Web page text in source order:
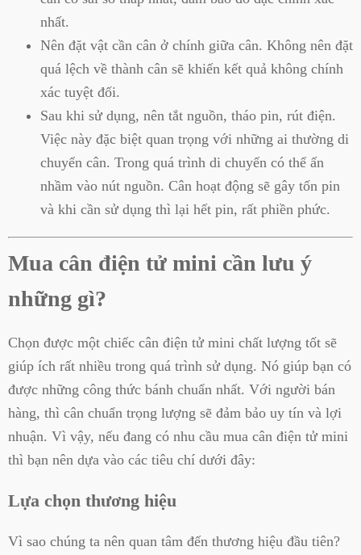
nhất.
Nên đặt vật cần cân ở chính giữa cân. Không nên đặt
quá lệch về thành cân sẽ khiến kết quả không chính
xác tuyệt đối.
Sau khi sử dụng, nên tắt nguồn, tháo pin, rút điện.
Việc này đặc biệt quan trọng với những ai thường di
chuyển cân. Trong quá trình di chuyển có thể ấn
nhầm vào nút nguồn. Cân hoạt động sẽ gây tốn pin
và khi cần sử dụng thì lại hết pin, rất phiền phức.
Mua cân điện tử mini cần lưu ý
những gì?
Chọn được một chiếc cân điện tử mini chất lượng tốt sẽ
giúp ích rất nhiều trong quá trình sử dụng. Nó giúp bạn có
được những công thức bánh chuẩn nhất. Với người bán
hàng, thì cân chuẩn trọng lượng sẽ đảm bảo uy tín và lợi
nhuận. Vì vậy, nếu đang có nhu cầu mua cân điện tử mini
thì bạn nên dựa vào các tiêu chí dưới đây:
Lựa chọn thương hiệu
Vì sao chúng ta nên quan tâm đến thương hiệu đầu tiên?